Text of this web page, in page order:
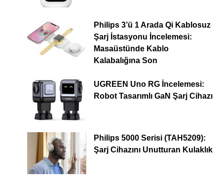
Philips 3’ü 1 Arada Qi Kablosuz
Şarj İstasyonu İncelemesi:
Masaüstünde Kablo
Kalabalığına Son
UGREEN Uno RG İncelemesi:
Robot Tasarımlı GaN Şarj Cihazı
Philips 5000 Serisi (TAH5209):
Şarj Cihazını Unutturan Kulaklık